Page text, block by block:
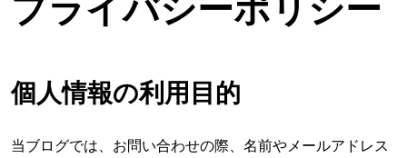
個人情報の利用目的
当ブログでは、お問い合わせの際、名前やメールアドレス